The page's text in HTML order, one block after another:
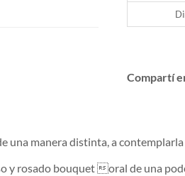
Compartí
una manera distinta, a
y rosado bouquet oral de una